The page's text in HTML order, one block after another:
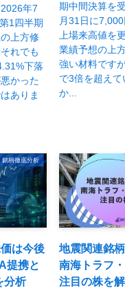
年7
1四半期
上方修
れでも
下落
かった
ありま
期中間決算を
月31日に7,000
上場来高値を
業績予想の上
強い材料です
で3倍を超えて
か...
銘柄徹底分析
は今後
提携と
分析
地震関連銘
南海トラフ
注目の株を